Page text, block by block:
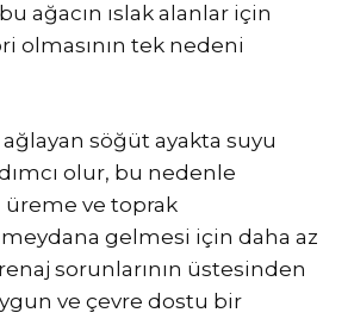
ağacın ıslak alanlar için
olmasının tek nedeni
söğüt ayakta suyu
olur, bu nedenle
ve toprak
gelmesi için daha az
sorunlarının üstesinden
ve çevre dostu bir